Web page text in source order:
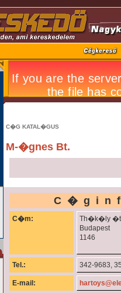
C�G KATAL�GUS
M-�gnes Bt.
C�m:
Th�k�ly �t
Budapest
1146
Tel.: 342-9683,
E-mail: